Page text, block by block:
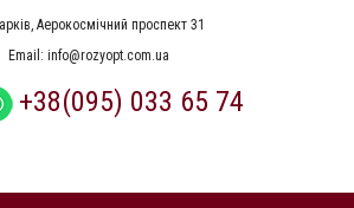
Аерокосмічний проспект 31
Email: info@rozyopt.com.ua
+38(095) 033 65 74